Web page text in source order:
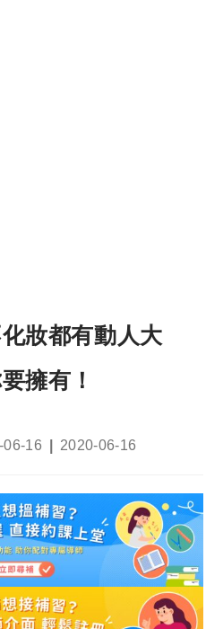
化妝都有動人大
擁有！
06-16
Post
2020-06-16